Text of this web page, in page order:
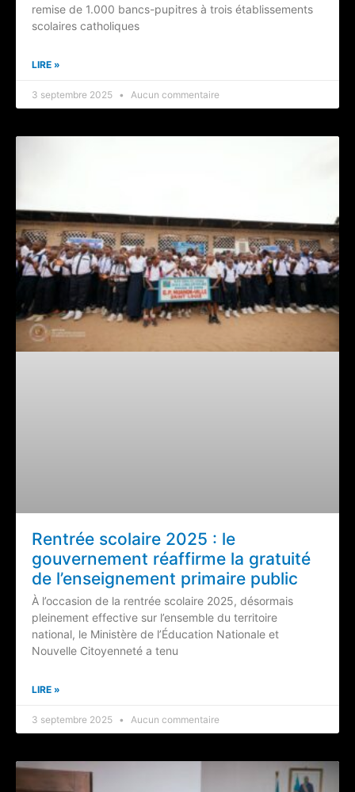
remise de 1.000 bancs-pupitres à trois établissements
scolaires catholiques
LIRE »
3 septembre 2025 Aucun commentaire
Rentrée scolaire 2025 : le
gouvernement réaffirme la gratuité
de l’enseignement primaire public
‎À l’occasion de la rentrée scolaire 2025, désormais
pleinement effective sur l’ensemble du territoire
national, le Ministère de l’Éducation Nationale et
Nouvelle Citoyenneté a tenu
LIRE »
3 septembre 2025 Aucun commentaire